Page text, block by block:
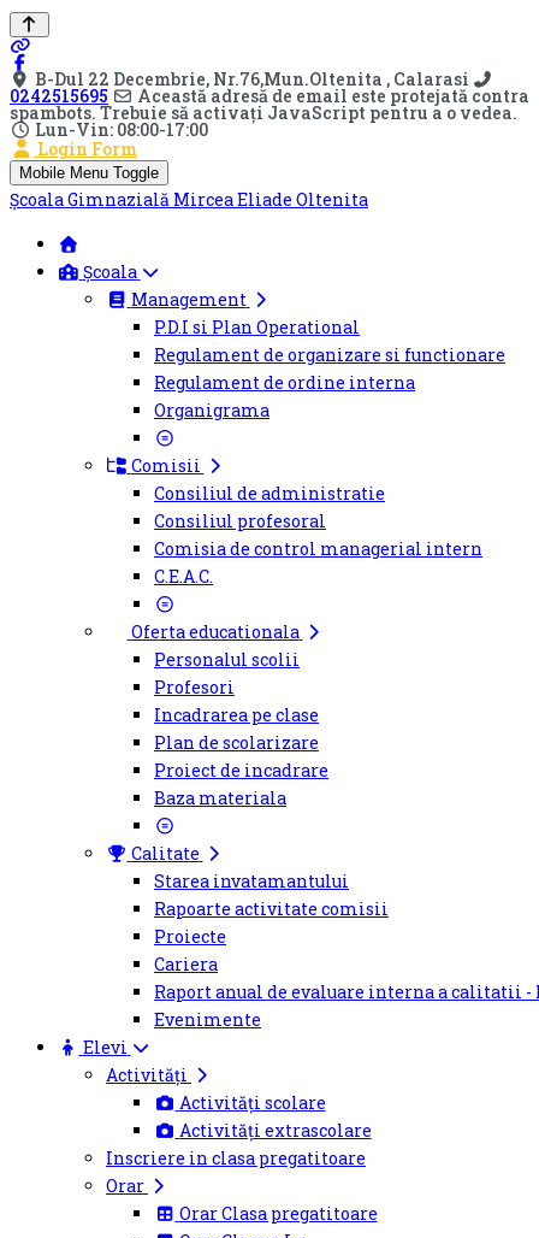
B-Dul 22 Decembrie, Nr.76,Mun.Oltenita , Calarasi
0242515695 Această adresă de email este protejată contra
spambots. Trebuie să activați JavaScript pentru a o vedea.
Lun-Vin: 08:00-17:00
Login Form
Mobile Menu Toggle
Școala Gimnazială Mircea Eliade Oltenita
Școala
Management
P.D.I si Plan Operational
Regulament de organizare si functionare
Regulament de ordine interna
Organigrama
Comisii
Consiliul de administratie
Consiliul profesoral
Comisia de control managerial intern
C.E.A.C.
Oferta educationala
Personalul scolii
Profesori
Incadrarea pe clase
Plan de scolarizare
Proiect de incadrare
Baza materiala
Calitate
Starea invatamantului
Rapoarte activitate comisii
Proiecte
Cariera
Raport anual de evaluare interna a calitatii -
Evenimente
Elevi
Activități
Activități scolare
Activități extrascolare
Inscriere in clasa pregatitoare
Orar
Orar Clasa pregatitoare